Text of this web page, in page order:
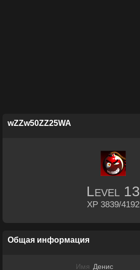
wZZw50ZZ25WA
Level 13
XP 3839/4192
Общая информация
Имя Денис